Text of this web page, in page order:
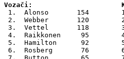
Vozači:
1.  Alonso       154
2.  Webber       120
3.  Vettel       118        3.
4.  Raikkonen     95
5.  Hamilton      92
6.  Rosberg       76